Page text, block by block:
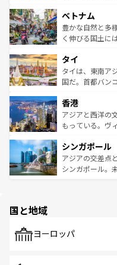
参照してほしい。
容にもいいと評
が味
照してほしい。
き、地方に足を
できる。そして
まで、さまざま
リティに包まれ
覧を参照してほ
ベトナム
豊かな自然と多
く伸びる国土に
急速な発展と共
ーチミン市のフ
醸し出している
とつ。フォーや
ひ現地で味わい
が旅行者を迎え
参照してほしい。
タイ
タイは、東南ア
国だ。首都バン
の活気が交差し
帯で自然と触れ
いビーチでリゾ
激する。気候は
が待っている。
た文化、そして
香港
アジアと西洋の
もっている。ヴ
み、どこを訪れ
ており、効率よ
うな絶景から文
シンガポール
アジアの交差点
シンガポール。
で、ホーカーズ
国と地域
ヨーロッパ